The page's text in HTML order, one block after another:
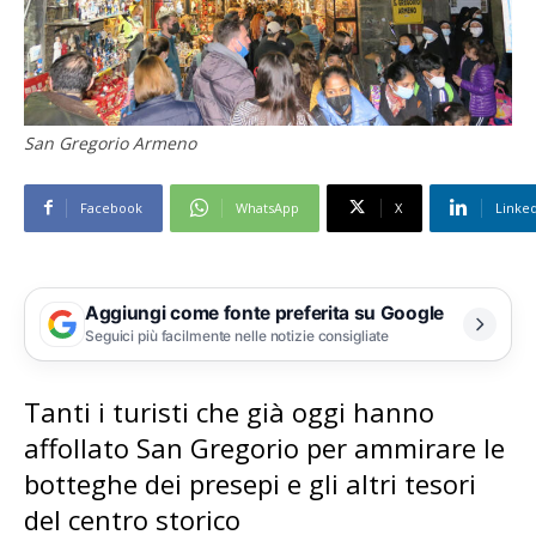
San Gregorio Armeno
Facebook WhatsApp X
Aggiungi come fonte preferita su Google
Seguici più facilmente nelle notizie consigliate
Tanti i turisti che già oggi hanno
affollato San Gregorio per ammirare le
botteghe dei presepi e gli altri tesori
del centro storico